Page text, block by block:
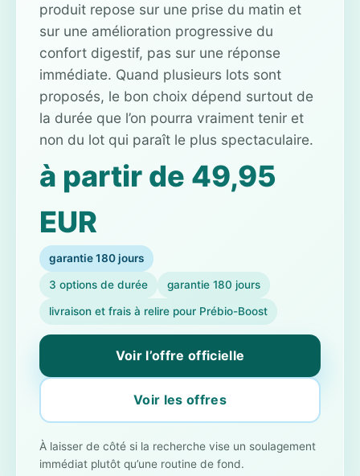
produit repose sur une prise du matin et
sur une amélioration progressive du
confort digestif, pas sur une réponse
immédiate. Quand plusieurs lots sont
proposés, le bon choix dépend surtout de
la durée que l’on pourra vraiment tenir et
non du lot qui paraît le plus spectaculaire.
à partir de 49,95
EUR
garantie 180 jours
3 options de durée garantie 180 jours
livraison et frais à relire pour Prébio-Boost
Voir l’offre officielle
Voir les offres
À laisser de côté si la recherche vise un soulagement
immédiat plutôt qu’une routine de fond.